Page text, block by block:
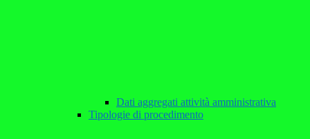
Dati aggregati attività amministrativa
Tipologie di procedimento